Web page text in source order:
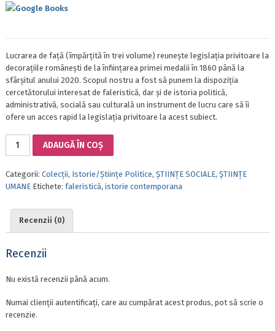
Google Books
Lucrarea de față (împărțită în trei volume) reunește legislația privitoare la
decorațiile românești de la înființarea primei medalii în 1860 până la
sfârșitul anului 2020. Scopul nostru a fost să punem la dispoziția
cercetătorului interesat de faleristică, dar și de istoria politică,
administrativă, socială sau culturală un instrument de lucru care să îi
ofere un acces rapid la legislația privitoare la acest subiect.
Cantitate
LEGI,
DECRETE,
ALTE
NORMATIVE.
III,
1989,
1989-
ADAUGĂ ÎN COȘ
Categorii: Colecții, Istorie/Științe Politice, ȘTIINȚE SOCIALE, ȘTIINȚE
UMANE Etichete: faleristică, istorie contemporana
Recenzii (0)
Recenzii
Nu există recenzii până acum.
Numai clienții autentificați, care au cumpărat acest produs, pot să scrie o
recenzie.